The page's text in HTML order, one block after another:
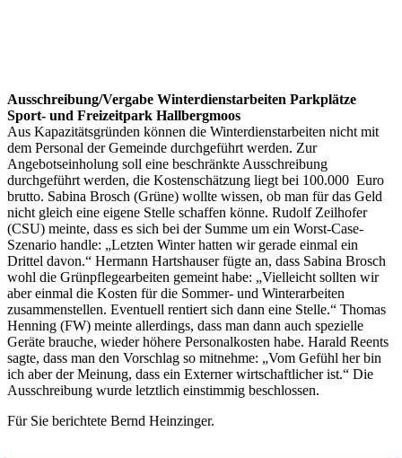
Ausschreibung/Vergabe Winterdienstarbeiten Parkplätze
Sport- und Freizeitpark Hallbergmoos
Aus Kapazitätsgründen können die Winterdienstarbeiten nicht mit
dem Personal der Gemeinde durchgeführt werden. Zur
Angebotseinholung soll eine beschränkte Ausschreibung
durchgeführt werden, die Kostenschätzung liegt bei 100.000 Euro
brutto. Sabina Brosch (Grüne) wollte wissen, ob man für das Geld
nicht gleich eine eigene Stelle schaffen könne. Rudolf Zeilhofer
(CSU) meinte, dass es sich bei der Summe um ein Worst-Case-
Szenario handle: „Letzten Winter hatten wir gerade einmal ein
Drittel davon.“ Hermann Hartshauser fügte an, dass Sabina Brosch
wohl die Grünpflegearbeiten gemeint habe: „Vielleicht sollten wir
aber einmal die Kosten für die Sommer- und Winterarbeiten
zusammenstellen. Eventuell rentiert sich dann eine Stelle.“ Thomas
Henning (FW) meinte allerdings, dass man dann auch spezielle
Geräte brauche, wieder höhere Personalkosten habe. Harald Reents
sagte, dass man den Vorschlag so mitnehme: „Vom Gefühl her bin
ich aber der Meinung, dass ein Externer wirtschaftlicher ist.“ Die
Ausschreibung wurde letztlich einstimmig beschlossen.
Für Sie berichtete Bernd Heinzinger.